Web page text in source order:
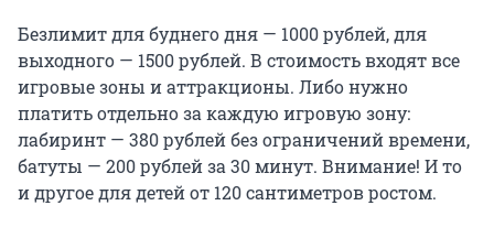
Безлимит для буднего дня — 1000 рублей, для
выходного — 1500 рублей. В стоимость входят все
игровые зоны и аттракционы. Либо нужно
платить отдельно за каждую игровую зону:
лабиринт — 380 рублей без ограничений времени,
батуты — 200 рублей за 30 минут. Внимание! И то
и другое для детей от 120 сантиметров ростом.